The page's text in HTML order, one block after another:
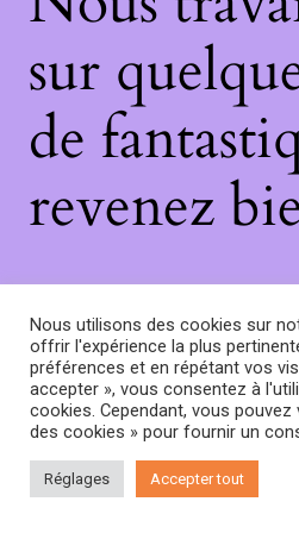
sur
de
revenez
Nous utilisons des cookies sur
offrir l'expérience la plus
préférences et en répétant vos
accepter », vous consentez à
cookies. Cependant, vous
des cookies » pour fournir un
Réglages Accepter tout